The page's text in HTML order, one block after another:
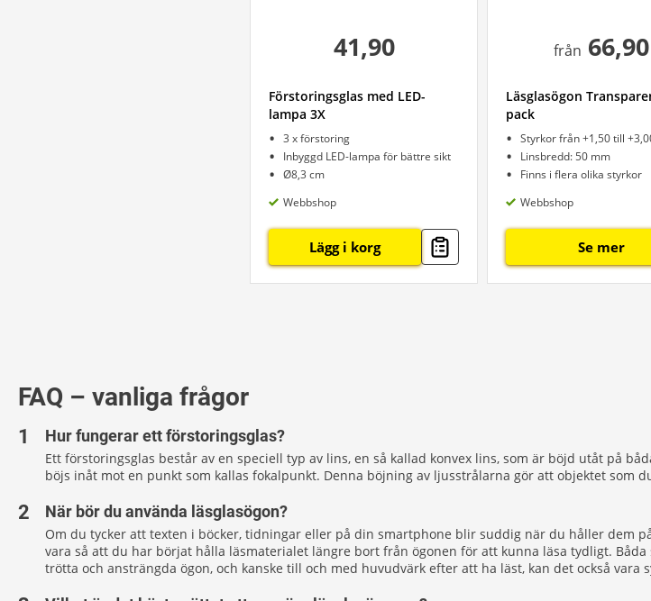
41,90
Förstoringsglas med LED-
lampa 3X
3 x förstoring
Inbyggd LED-lampa för bättre sikt
Ø8,3 cm
Webbshop
Lägg i korg
från 66,90
Läsglasögon
pack
Styrkor från +1,50 till
Linsbredd: 50 mm
Finns i flera olika styrkor
Webbshop
Se mer
FAQ – vanliga frågor
Hur fungerar ett förstoringsglas?
Ett förstoringsglas består av en speciell typ av lins, en så kallad konvex lins, som är böjd utåt på
böjs inåt mot en punkt som kallas fokalpunkt. Denna böjning av ljusstrålarna gör att objektet
När bör du använda läsglasögon?
Om du tycker att texten i böcker, tidningar eller på din smartphone blir suddig när du håller dem
vara så att du har börjat hålla läsmaterialet längre bort från ögonen för att kunna läsa tydligt.
trötta och ansträngda ögon, och kanske till och med huvudvärk efter att ha läst, kan det också vara